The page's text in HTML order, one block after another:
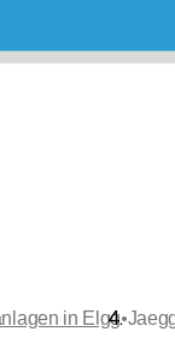
in Elgg•